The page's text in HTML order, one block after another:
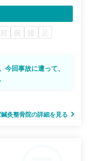
肩 腕 膝 足
回事故に遭って、
灸整骨院の詳細を見る